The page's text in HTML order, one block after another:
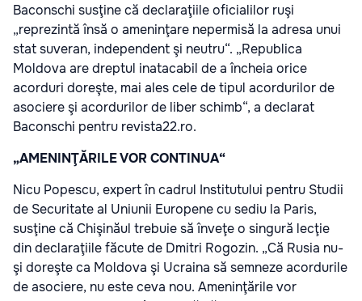
Baconschi susţine că declaraţiile oficialilor ruşi
„reprezintă însă o ameninţare nepermisă la adresa unui
stat suveran, independent şi neutru“. „Republica
Moldova are dreptul inatacabil de a încheia orice
acorduri doreşte, mai ales cele de tipul acordurilor de
asociere şi acordurilor de liber schimb“, a declarat
Baconschi pentru revista22.ro.
„AMENINŢĂRILE VOR CONTINUA“
Nicu Popescu, expert în cadrul Institutului pentru Studii
de Securitate al Uniunii Europene cu sediu la Paris,
susţine că Chişinăul trebuie să înveţe o singură lecţie
din declaraţiile făcute de Dmitri Rogozin. „Că Rusia nu-
şi doreşte ca Moldova şi Ucraina să semneze acordurile
de asociere, nu este ceva nou. Ameninţările vor